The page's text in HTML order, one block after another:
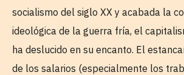
socialismo del siglo XX y acabada la
ideológica de la guerra fría, el
ha deslucido en su encanto. El
de los salarios (especialmente los